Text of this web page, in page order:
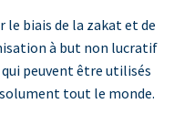
biais de la zakat et de
à but non lucratif
peuvent être utilisés
tout le monde.